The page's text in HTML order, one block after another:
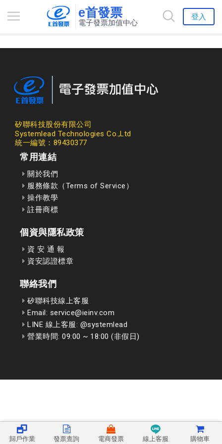
e首發票
電子發票加值中心
登入
歸戶作業 發票查詢 電商發票 線上客服 購物車
矽聯科技股份有限公司
Systemlead Technologies Co.,Ltd
統一編號：89430377
常用連結
關於我們
服務條款（Terms of Service）
操作教學
註冊商標
個資與隱私政策
資 安 通 報
資安認證標章
聯絡我們
矽聯科技線上客服
Email: service@ieinv.com
LINE 線上客服: @systemlead
營業時間: 09:00 ~ 18:00 (非假日)